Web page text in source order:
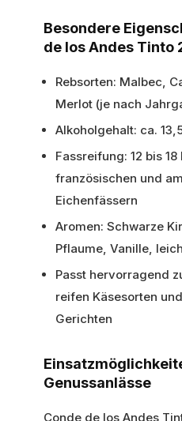
Besondere
de los Andes Tinto
Rebsorten: Malbec,
Merlot (je nach
Alkoholgehalt: ca.
Fassreifung: 12 bis
französischen und
Eichenfässern
Aromen: Schwarze
Pflaume, Vanille,
Passt hervorragend
reifen Käsesorten
Gerichten
Genussanlässe
Conde de los Andes